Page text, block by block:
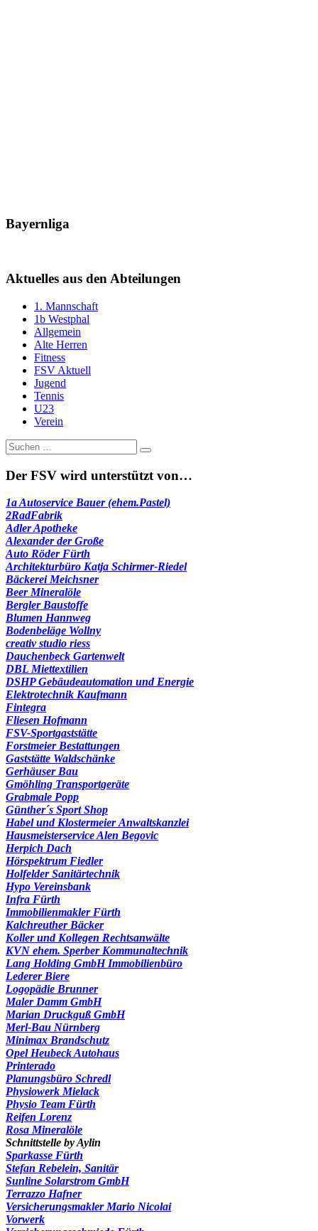
Bayernliga
Aktuelles aus den Abteilungen
1. Mannschaft
1b Westphal
Allgemein
Alte Herren
Fitness
FSV Aktuell
Jugend
Tennis
U23
Verein
Suche
nach:
Der FSV wird unterstützt von…
1a Autoservice Bauer (ehem.Pastel)
2RadFabrik
Adler Apotheke
Alexander der Große
Auto Röder Fürth
Architekturbüro Katja Schirmer-Riedel
Bäckerei Meichsner
Beer Mineralöle
Bergler Baustoffe
Blumen Hannweg
Bodenbeläge Wollny
creativ studio riess
Dauchenbeck Gartenwelt
DBL Miettextilien
DSHP Gebäudeautomation und Energie
Elektrotechnik Kaufmann
Fintegra
Fliesen Hofmann
FSV-Sportgaststätte
Forstmeier Bestattungen
Gaststätte Waldschänke
Gerhäuser Bau
Gmöhling Transportgeräte
Grabmale Popp
Günther´s Sport Shop
Habel und Klostermeier Anwaltskanzlei
Hausmeisterservice Alen Begovic
Herpich Dach
Hörspektrum Fiedler
Holfelder Sanitärtechnik
Hypo Vereinsbank
Infra Fürth
Immobilienmakler Fürth
Kalchreuther Bäcker
Koller und Kollegen Rechtsanwälte
KVN ehem. Sperber Kommunaltechnik
Lang Holding GmbH Immobilienbüro
Lederer Biere
Logopädie Brunner
Maler Damm GmbH
Marian Druckguß GmbH
Merl-Bau Nürnberg
Minimax Brandschutz
Opel Heubeck Autohaus
Printerado
Planungsbüro Schredl
Physiowerk Mielack
Physio Team Fürth
Reifen Lorenz
Rosa Mineralöle
Schnittstelle by Aylin
Sparkasse Fürth
Stefan Rebelein, Sanitär
Sunline Solarstrom GmbH
Terrazzo Hafner
Versicherungsmakler Mario Nicolai
Vorwerk